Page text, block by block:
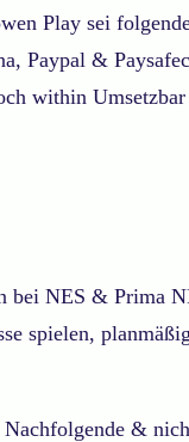
Play sei
Paypal &
within
bei NES & Prima
spielen,
&